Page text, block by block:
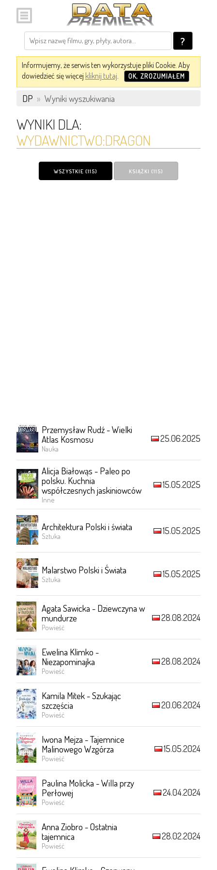
?
Informujemy, że serwis ten wykorzystuje pliki Cookie. Aby
dowiedzieć się więcej kliknij tutaj. OK, ZROZUMIAŁEM
DP » Wyniki wyszukiwania
WYNIKI DLA:
WYDAWNICTWO:DRAGON
WSZYSTKIE (115) KSIĄŻKI (115)
Przemysław Rudź - Wielki
Atlas Kosmosu
Nauka
25.06.2025
Alicja Białowąs - Paleo po
polsku. Kuchnia
współczesnych jaskiniowców
Inne
15.05.2025
Architektura Polski i świata
Sztuka 15.05.2025
Malarstwo Polski i Świata
Sztuka 15.05.2025
Agata Sawicka - Dziewczyna w
mundurze
Powieść
28.08.2024
Ewelina Klimko -
Niezapominajka
Powieść
28.08.2024
Kamila Mitek - Szukając
szczęścia
Powieść
20.06.2024
Iwona Mejza - Tajemnice
Malinowego Wzgórza
Powieść
15.05.2024
Paulina Molicka - Willa przy
Perłowej
Powieść
24.04.2024
Anna Ziobro - Ostatnia
tajemnica
Powieść
28.02.2024